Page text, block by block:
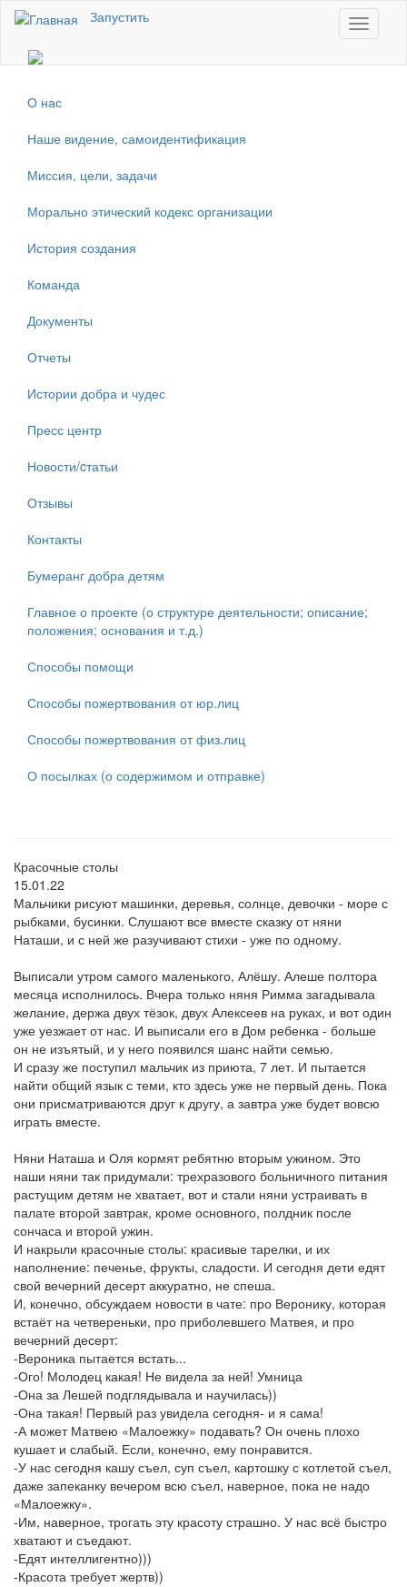
Перейти к основному содержанию
Запустить
Toggle
О нас
Наше видение, самоидентификация
Миссия, цели, задачи
Морально этический кодекс организации
История создания
Команда
Документы
Отчеты
Истории добра и чудес
Пресс центр
Новости/cтатьи
Отзывы
Контакты
Бумеранг добра детям
Главное о проекте (о структуре деятельности; описание;
положения; основания и т.д.)
Способы помощи
Способы пожертвования от юр.лиц
Способы пожертвования от физ.лиц
О посылках (о содержимом и отправке)
Красочные столы
15.01.22
Мальчики рисуют машинки, деревья, солнце, девочки - море с
рыбками, бусинки. Слушают все вместе сказку от няни
Наташи, и с ней же разучивают стихи - уже по одному. ⠀
Выписали утром самого маленького, Алёшу. Алеше полтора
месяца исполнилось. Вчера только няня Римма загадывала
желание, держа двух тёзок, двух Алексеев на руках, и вот один
уже уезжает от нас. И выписали его в Дом ребенка - больше
он не изъятый, и у него появился шанс найти семью.
И сразу же поступил мальчик из приюта, 7 лет. И пытается
найти общий язык с теми, кто здесь уже не первый день. Пока
они присматриваются друг к другу, а завтра уже будет вовсю
играть вместе. ⠀
Няни Наташа и Оля кормят ребятню вторым ужином. Это
наши няни так придумали: трехразового больничного питания
растущим детям не хватает, вот и стали няни устраивать в
палате второй завтрак, кроме основного, полдник после
сончаса и второй ужин.
И накрыли красочные столы: красивые тарелки, и их
наполнение: печенье, фрукты, сладости. И сегодня дети едят
свой вечерний десерт аккуратно, не спеша.
И, конечно, обсуждаем новости в чате: про Веронику, которая
встаёт на четвереньки, про приболевшего Матвея, и про
вечерний десерт:
-Вероника пытается встать...
-Ого! Молодец какая! Не видела за ней! Умница
-Она за Лешей подглядывала и научилась))
-Она такая! Первый раз увидела сегодня- и я сама!
-А может Матвею «Малоежку» подавать? Он очень плохо
кушает и слабый. Если, конечно, ему понравится.
-У нас сегодня кашу съел, суп съел, картошку с котлетой съел,
даже запеканку вечером всю съел, наверное, пока не надо
«Малоежку».
-Им, наверное, трогать эту красоту страшно. У нас всё быстро
хватают и съедают.
-Едят интеллигентно)))
-Красота требует жертв))